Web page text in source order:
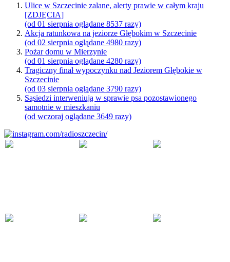
Ulice w Szczecinie zalane, alerty prawie w całym kraju
[ZDJĘCIA]
(od 01 sierpnia oglądane 8537 razy)
Akcja ratunkowa na jeziorze Głębokim w Szczecinie
(od 02 sierpnia oglądane 4980 razy)
Pożar domu w Mierzynie
(od 01 sierpnia oglądane 4280 razy)
Tragiczny finał wypoczynku nad Jeziorem Głębokie w
Szczecinie
(od 03 sierpnia oglądane 3790 razy)
Sąsiedzi interweniują w sprawie psa pozostawionego
samotnie w mieszkaniu
(od wczoraj oglądane 3649 razy)